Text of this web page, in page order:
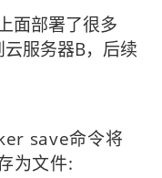
面部署了很多
服务器B，后续
save命令将
为文件: